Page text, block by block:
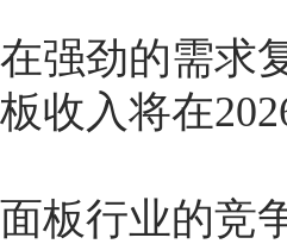
在强劲的需求
板收入将在
面板行业的竞